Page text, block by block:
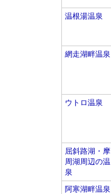
温根湯温泉
網走湖畔温泉
ウトロ温泉
屈斜路湖・摩
周湖周辺の温
泉
阿寒湖畔温泉